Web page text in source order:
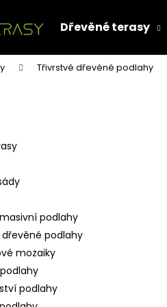
Dřevěné terasy
Třivrstvé dřevěné podlahy
podlahy
podlahy
mozaiky
podlahy